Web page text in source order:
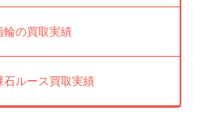
輪の買取実績
石ルース買取実績